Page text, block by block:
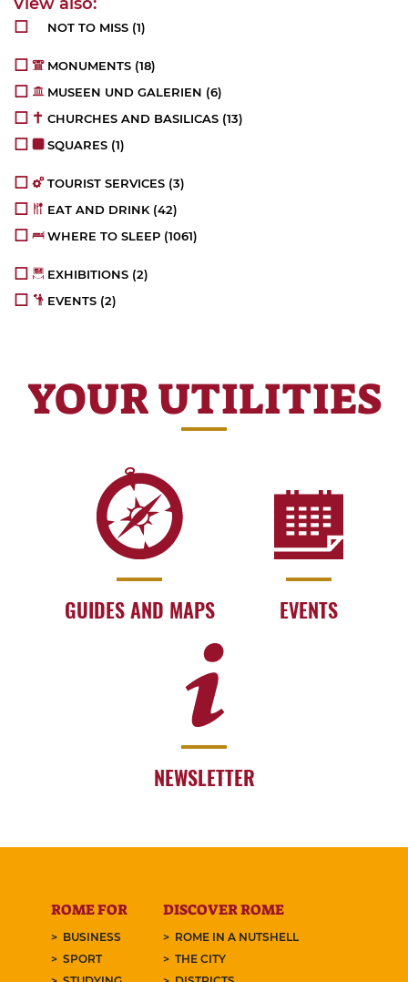
NOT TO MISS (1)
MONUMENTS (18)
MUSEEN UND GALERIEN (6)
CHURCHES AND BASILICAS (13)
SQUARES (1)
TOURIST SERVICES (3)
EAT AND DRINK (42)
WHERE TO SLEEP (1061)
EXHIBITIONS (2)
EVENTS (2)
YOUR UTILITIES
GUIDES AND MAPS EVENTS
NEWSLETTER
ROME FOR
BUSINESS
SPORT
DISCOVER ROME
ROME IN A NUTSHELL
THE CITY